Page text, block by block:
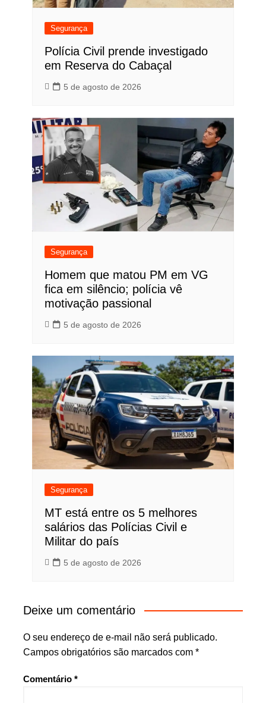
Segurança
Polícia Civil prende investigado
em Reserva do Cabaçal
5 de agosto de 2026
Segurança
Homem que matou PM em VG
fica em silêncio; polícia vê
motivação passional
5 de agosto de 2026
Segurança
MT está entre os 5 melhores
salários das Polícias Civil e
Militar do país
5 de agosto de 2026
Deixe um comentário
O seu endereço de e-mail não será publicado.
Campos obrigatórios são marcados com *
Comentário *